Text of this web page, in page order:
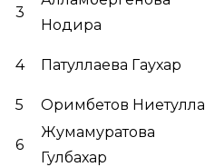
3
Нодира
4 Патуллаева Гаухар
5
Оримбетов Ниетулла
6
Жумамуратова
Гулбахар